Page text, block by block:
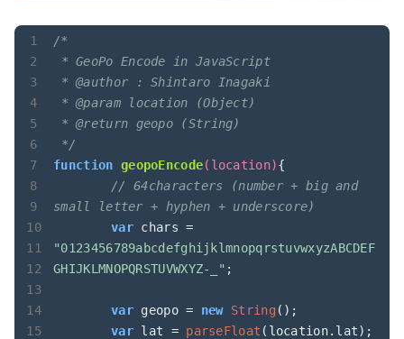
/*
*/
function geopoEncode( location){
// 64characters (number + big and
small letter + hyphen + underscore)
var
"0123456789abcdefghijklmnopqrstuvwxyzABCDEF
GHIJKLMNOPQRSTUVWXYZ-_" ;
var geopo = new String ();
var lat = parseFloat